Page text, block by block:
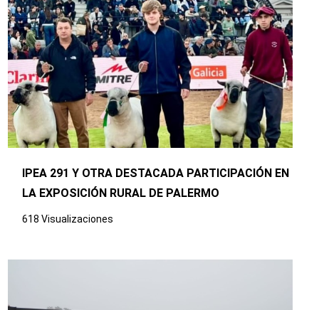
IPEA 291 Y OTRA DESTACADA PARTICIPACIÓN EN
LA EXPOSICIÓN RURAL DE PALERMO
618 Visualizaciones